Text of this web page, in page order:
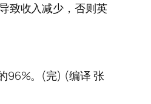
致收入减少，否则英
96%。(完) (编译 张